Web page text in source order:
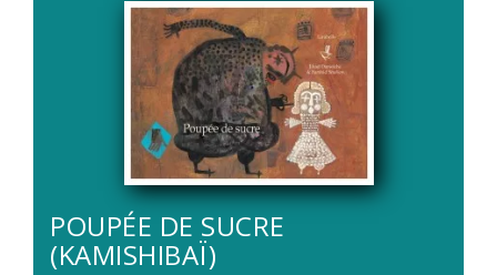
POUPÉE DE SUCRE
(KAMISHIBAÏ)